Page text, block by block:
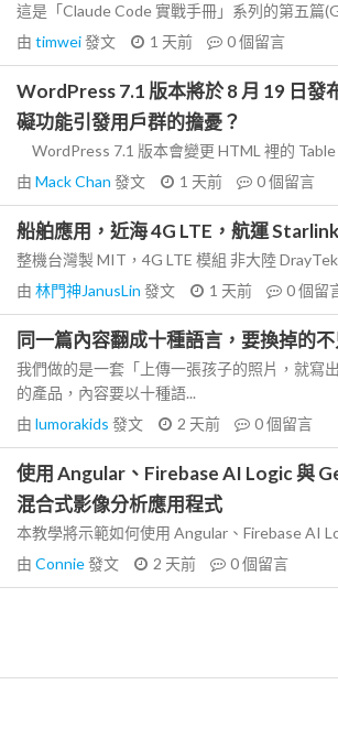
這是「Claude Code 實戰手冊」系列的第五篇
由 timwei發文 1 天前 0個留言
WordPress 7.1 版本將於 8 月 19 日發
礙功能引發用戶群的擔憂？
WordPress 7.1 版本會變更 HTML 裡的 Table
由 Mack Chan 發文 1 天前 0個留言
船舶應用，近海 4G LTE，航運
整機台灣製 MIT，4G LTE 模組 非大陸
由 林門神JanusLin 發文 1 天前 0個留
同一篇內容翻成十種語言，要換掉的
我們做的是一套「上傳一張孩子的照片，就寫
的產品，內容要以十種語...
由 lumorakids 發文 2 天前 0個留言
使用 Angular、Firebase AI Logic 與
混合式影像分析應用程式
本教學將示範如何使用 Angular、Firebase AI
由 Connie發文 2 天前 0個留言